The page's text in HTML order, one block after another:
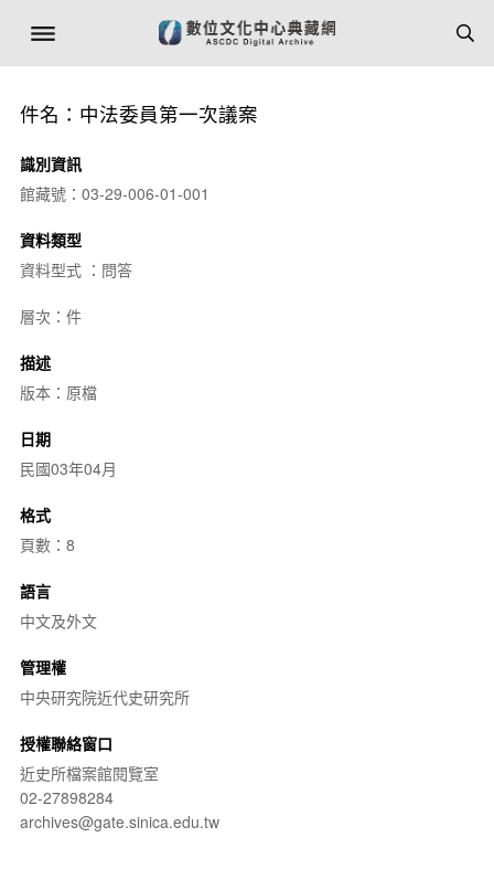
件名：中法委員第一次議案
識別資訊
館藏號：03-29-006-01-001
資料類型
資料型式 ：問答
層次：件
描述
版本：原檔
日期
民國03年04月
格式
頁數：8
語言
中文及外文
管理權
中央研究院近代史研究所
授權聯絡窗口
近史所檔案館閱覽室
02-27898284
archives@gate.sinica.edu.tw